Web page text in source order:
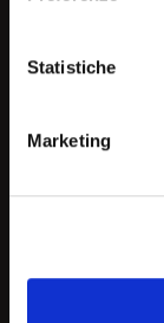
Statistiche
Marketing
No,